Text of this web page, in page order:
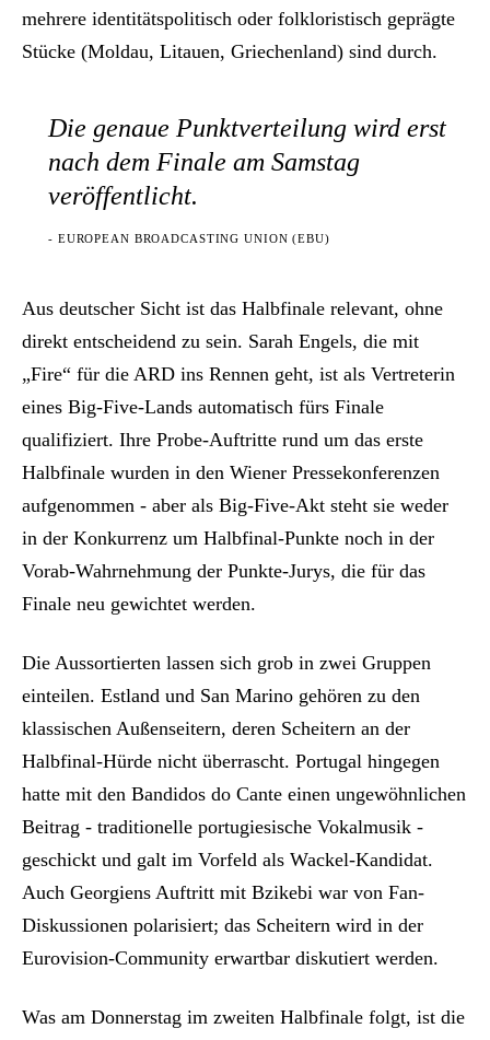
mehrere identitätspolitisch oder folkloristisch geprägte
Stücke (Moldau, Litauen, Griechenland) sind durch.
Die genaue Punktverteilung wird erst
nach dem Finale am Samstag
veröffentlicht.
- EUROPEAN BROADCASTING UNION (EBU)
Aus deutscher Sicht ist das Halbfinale relevant, ohne
direkt entscheidend zu sein. Sarah Engels, die mit
„Fire“ für die ARD ins Rennen geht, ist als Vertreterin
eines Big-Five-Lands automatisch fürs Finale
qualifiziert. Ihre Probe-Auftritte rund um das erste
Halbfinale wurden in den Wiener Pressekonferenzen
aufgenommen - aber als Big-Five-Akt steht sie weder
in der Konkurrenz um Halbfinal-Punkte noch in der
Vorab-Wahrnehmung der Punkte-Jurys, die für das
Finale neu gewichtet werden.
Die Aussortierten lassen sich grob in zwei Gruppen
einteilen. Estland und San Marino gehören zu den
klassischen Außenseitern, deren Scheitern an der
Halbfinal-Hürde nicht überrascht. Portugal hingegen
hatte mit den Bandidos do Cante einen ungewöhnlichen
Beitrag - traditionelle portugiesische Vokalmusik -
geschickt und galt im Vorfeld als Wackel-Kandidat.
Auch Georgiens Auftritt mit Bzikebi war von Fan-
Diskussionen polarisiert; das Scheitern wird in der
Eurovision-Community erwartbar diskutiert werden.
Was am Donnerstag im zweiten Halbfinale folgt, ist die